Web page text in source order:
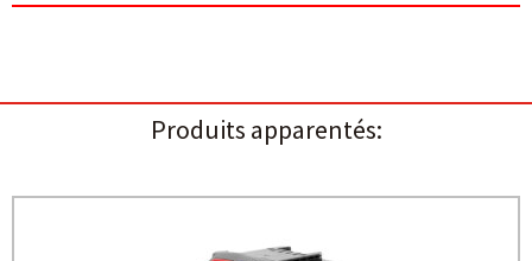
Produits apparentés: